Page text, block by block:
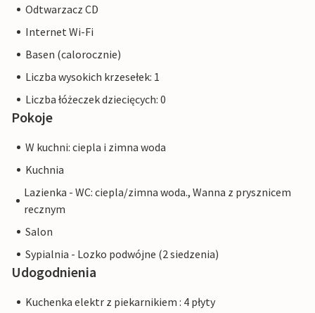
Odtwarzacz CD
Internet Wi-Fi
Basen (calorocznie)
Liczba wysokich krzesełek: 1
Liczba łóżeczek dziecięcych: 0
Pokoje
W kuchni: ciepla i zimna woda
Kuchnia
Lazienka - WC: ciepla/zimna woda., Wanna z prysznicem
recznym
Salon
Sypialnia - Lozko podwójne (2 siedzenia)
Udogodnienia
Kuchenka elektr z piekarnikiem : 4 płyty